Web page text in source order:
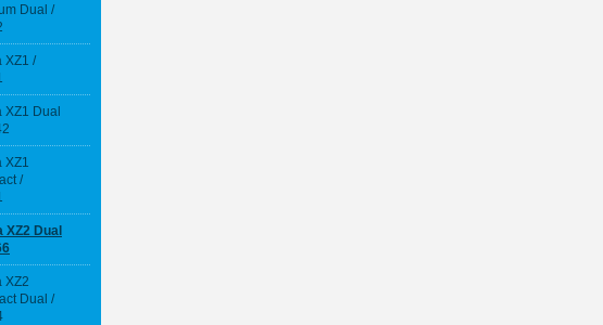
Dual /
XZ1 /
XZ1 Dual
XZ1
/
XZ2 Dual
XZ2
Dual /